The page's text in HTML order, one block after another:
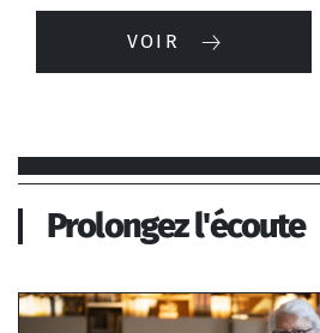
VOIR
Prolongez l'écoute